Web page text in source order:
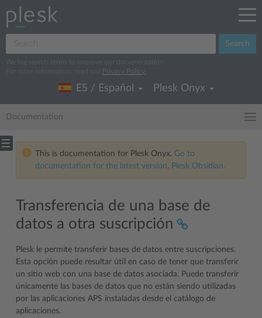
Search
We log search terms to improve our documentation.
For more information, read our
Privacy Policy
ES / Español Plesk Onyx
Documentation
This is documentation for Plesk Onyx. Go to
documentation for the latest version, Plesk Obsidian.
Transferencia de una base de
datos a otra suscripción
Plesk le permite transferir bases de datos entre suscripciones.
Esta opción puede resultar útil en caso de tener que transferir
un sitio web con una base de datos asociada. Puede transferir
únicamente las bases de datos que no están siendo utilizadas
por las aplicaciones APS instaladas desde el catálogo de
aplicaciones.